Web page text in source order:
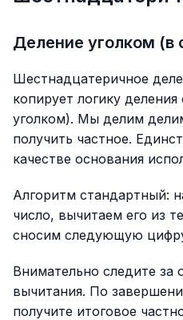
Деление уголком (в
Шестнадцатеричное
копирует логику
уголком). Мы делим
получить частное.
качестве основания
Алгоритм стандартный:
число, вычитаем его из
сносим следующую
Внимательно следите за
вычитания. По
получите итоговое